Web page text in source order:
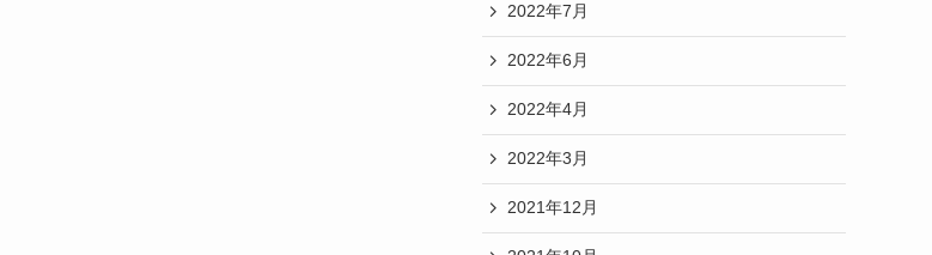
2022年7月
2022年6月
2022年4月
2022年3月
2021年12月